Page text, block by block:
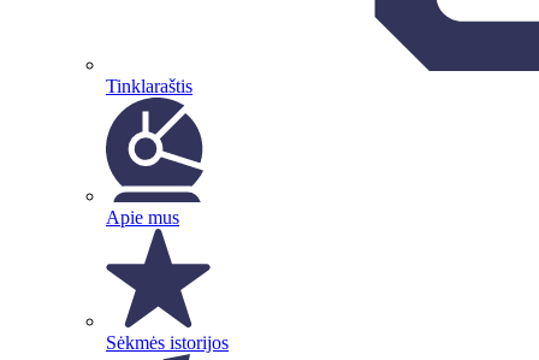
Tinklaraštis
Apie mus
Sėkmės istorijos